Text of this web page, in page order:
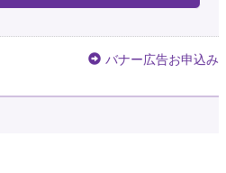
バナー広告お申込み